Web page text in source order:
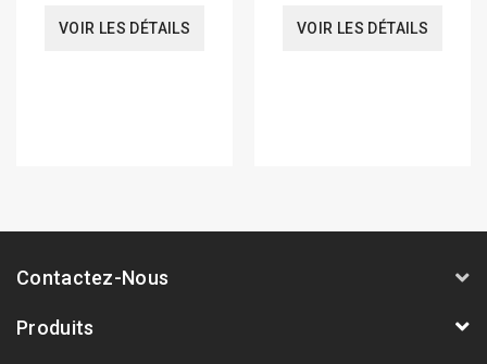
VOIR LES DÉTAILS VOIR LES DÉTAILS
Contactez-Nous
Produits